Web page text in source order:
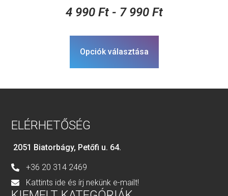
4 990 Ft- 7 990 Ft
Opciók választása
ELÉRHETŐSÉG
2051 Biatorbágy, Petőfi u. 64.
+36 20 314 2469
Kattints ide és írj nekünk e-mailt!